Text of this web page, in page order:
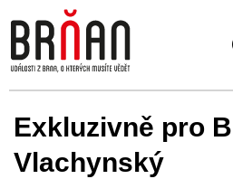
Exkluzivně pro
Vlachynský